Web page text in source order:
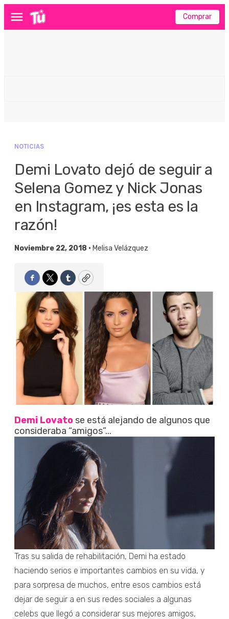
Menú Comprar
NOTICIAS
Demi Lovato dejó de seguir a
Selena Gomez y Nick Jonas
en Instagram, ¡es esta es la
razón!
Noviembre 22, 2018 • Melisa Velázquez
Facebook
TwitterTumblrCopy
Demi Lovato se está alejando de algunos que
consideraba “amigos”...
Tras su salida de rehabilitación, Demi ha estado
haciendo serios e importantes cambios en su vida, y
para sorpresa de muchos, entre esos cambios está
dejar de seguir a en sus redes sociales a algunas
celebs que llegó a considerar sus mejores amigos,